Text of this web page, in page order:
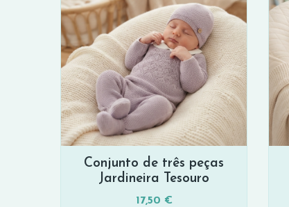
Conjunto de três peças
Jardineira Tesouro
17,50 €